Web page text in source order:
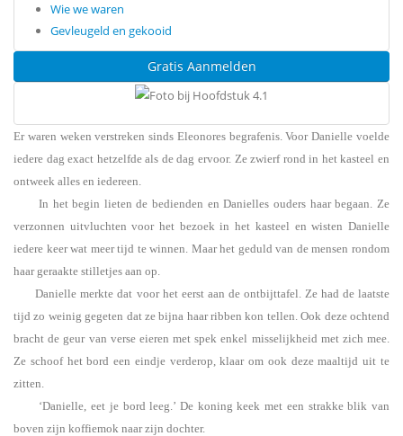
Wie we waren
Gevleugeld en gekooid
Gratis Aanmelden
Er waren weken verstreken sinds Eleonores begrafenis. Voor Danielle voelde
iedere dag exact hetzelfde als de dag ervoor. Ze zwierf rond in het kasteel en
ontweek alles en iedereen.
In het begin lieten de bedienden en Danielles ouders haar begaan. Ze
verzonnen uitvluchten voor het bezoek in het kasteel en wisten Danielle
iedere keer wat meer tijd te winnen. Maar het geduld van de mensen rondom
haar geraakte stilletjes aan op.
Danielle merkte dat voor het eerst aan de ontbijttafel. Ze had de laatste
tijd zo weinig gegeten dat ze bijna haar ribben kon tellen. Ook deze ochtend
bracht de geur van verse eieren met spek enkel misselijkheid met zich mee.
Ze schoof het bord een eindje verderop, klaar om ook deze maaltijd uit te
zitten.
‘Danielle, eet je bord leeg.’ De koning keek met een strakke blik van
boven zijn koffiemok naar zijn dochter.